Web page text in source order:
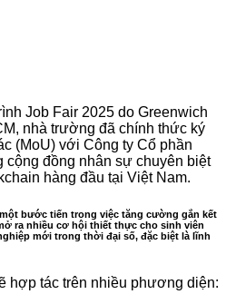
Job Fair 2025 do Greenwich
nhà trường đã chính thức ký
(MoU) với Công ty Cổ phần
cộng đồng nhân sự chuyên biệt
hàng đầu tại Việt Nam.
bước tiến trong việc tăng cường gắn kết
ra nhiều cơ hội thiết thực cho sinh viên
mới trong thời đại số, đặc biệt là lĩnh
hợp tác trên nhiều phương diện: